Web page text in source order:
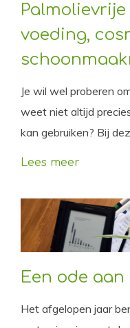
voeding,
Je wil wel proberen
weet niet altijd
kan gebruiken? Bij
Lees meer
Een ode aan
Het afgelopen jaar